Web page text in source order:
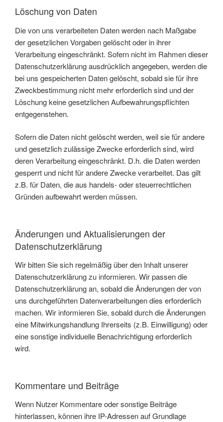
Löschung von Daten
Die von uns verarbeiteten Daten werden nach Maßgabe
der gesetzlichen Vorgaben gelöscht oder in ihrer
Verarbeitung eingeschränkt. Sofern nicht im Rahmen dieser
Datenschutzerklärung ausdrücklich angegeben, werden die
bei uns gespeicherten Daten gelöscht, sobald sie für ihre
Zweckbestimmung nicht mehr erforderlich sind und der
Löschung keine gesetzlichen Aufbewahrungspflichten
entgegenstehen.
Sofern die Daten nicht gelöscht werden, weil sie für andere
und gesetzlich zulässige Zwecke erforderlich sind, wird
deren Verarbeitung eingeschränkt. D.h. die Daten werden
gesperrt und nicht für andere Zwecke verarbeitet. Das gilt
z.B. für Daten, die aus handels- oder steuerrechtlichen
Gründen aufbewahrt werden müssen.
Änderungen und Aktualisierungen der
Datenschutzerklärung
Wir bitten Sie sich regelmäßig über den Inhalt unserer
Datenschutzerklärung zu informieren. Wir passen die
Datenschutzerklärung an, sobald die Änderungen der von
uns durchgeführten Datenverarbeitungen dies erforderlich
machen. Wir informieren Sie, sobald durch die Änderungen
eine Mitwirkungshandlung Ihrerseits (z.B. Einwilligung) oder
eine sonstige individuelle Benachrichtigung erforderlich
wird.
Kommentare und Beiträge
Wenn Nutzer Kommentare oder sonstige Beiträge
hinterlassen, können ihre IP-Adressen auf Grundlage